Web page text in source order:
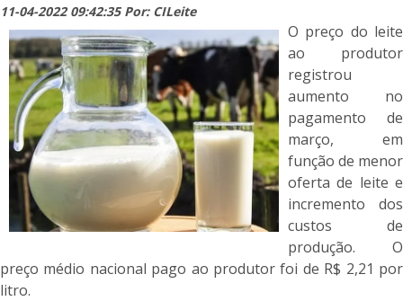
11-04-2022 09:42:35 Por: CILeite
O preço do leite
ao produtor
registrou
aumento no
pagamento de
março, em
função de menor
oferta de leite e
incremento dos
custos de
produção. O
preço médio nacional pago ao produtor foi de R$ 2,21 por
litro.